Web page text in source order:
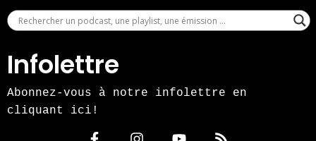
Infolettre
Abonnez-vous à notre infolettre en
cliquant ici!